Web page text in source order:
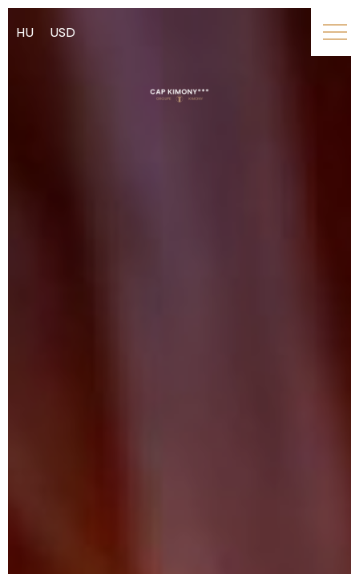
HU USD